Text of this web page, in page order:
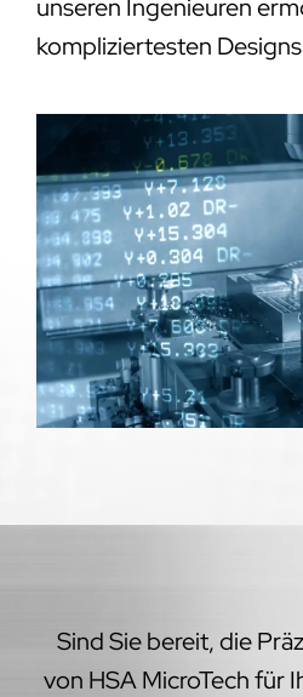
unseren Ingenieuren
kompliziertesten
Sind Sie bereit, die
von HSA MicroTech für